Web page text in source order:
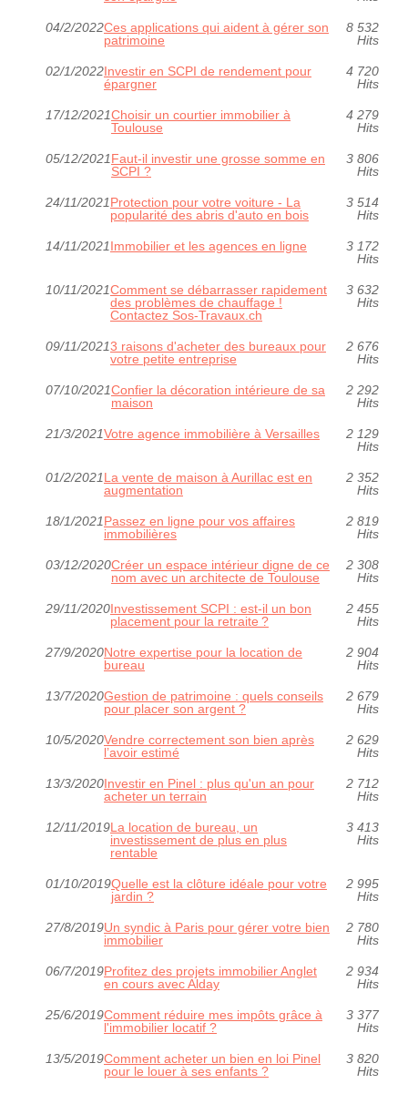
04/2/2022Ces applications qui aident à gérer son
patrimoine
8 532
Hits
02/1/2022Investir en SCPI de rendement pour
épargner
4 720
Hits
17/12/2021Choisir un courtier immobilier à
Toulouse
4 279
Hits
05/12/2021Faut-il investir une grosse somme en
SCPI ?
3 806
Hits
24/11/2021Protection pour votre voiture - La
popularité des abris d'auto en bois
3 514
Hits
14/11/2021Immobilier et les agences en ligne
3 172
Hits
10/11/2021Comment se débarrasser rapidement
des problèmes de chauffage !
Contactez Sos-Travaux.ch
3 632
Hits
09/11/20213 raisons d'acheter des bureaux pour
votre petite entreprise
2 676
Hits
07/10/2021Confier la décoration intérieure de sa
maison
2 292
Hits
21/3/2021Votre agence immobilière à Versailles
2 129
Hits
01/2/2021La vente de maison à Aurillac est en
augmentation
2 352
Hits
18/1/2021Passez en ligne pour vos affaires
immobilières
2 819
Hits
03/12/2020Créer un espace intérieur digne de ce
nom avec un architecte de Toulouse
2 308
Hits
29/11/2020Investissement SCPI : est-il un bon
placement pour la retraite ?
2 455
Hits
27/9/2020Notre expertise pour la location de
bureau
2 904
Hits
13/7/2020Gestion de patrimoine : quels conseils
pour placer son argent ?
2 679
Hits
10/5/2020Vendre correctement son bien après
l’avoir estimé
2 629
Hits
13/3/2020Investir en Pinel : plus qu'un an pour
acheter un terrain
2 712
Hits
12/11/2019La location de bureau, un
investissement de plus en plus
rentable
3 413
Hits
01/10/2019Quelle est la clôture idéale pour votre
jardin ?
2 995
Hits
27/8/2019Un syndic à Paris pour gérer votre bien
immobilier
2 780
Hits
06/7/2019Profitez des projets immobilier Anglet
en cours avec Alday
2 934
Hits
25/6/2019Comment réduire mes impôts grâce à
l'immobilier locatif ?
3 377
Hits
13/5/2019Comment acheter un bien en loi Pinel
pour le louer à ses enfants ?
3 820
Hits